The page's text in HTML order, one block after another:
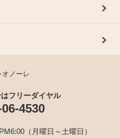
フリーダイヤル
4530
（月曜日～土曜日）